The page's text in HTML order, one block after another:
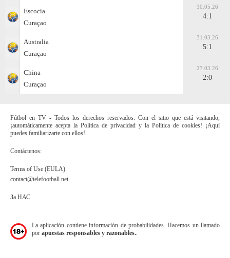
Escocia
Curaçao
30.05.26
4:1
Australia
Curaçao
31.03.26
5:1
China
Curaçao
27.03.26
2:0
Fútbol en TV - Todos los derechos reservados. Con el sitio que está visitando,
¡automáticamente acepta la Política de privacidad y la Política de cookies! ¡Aquí
puedes familiarizarte con ellos!
Contáctenos:
Terms of Use (EULA)
contact@telefootball.net
За НАС
La aplicación contiene información de probabilidades. Hacemos un llamado
por apuestas responsables y razonables.